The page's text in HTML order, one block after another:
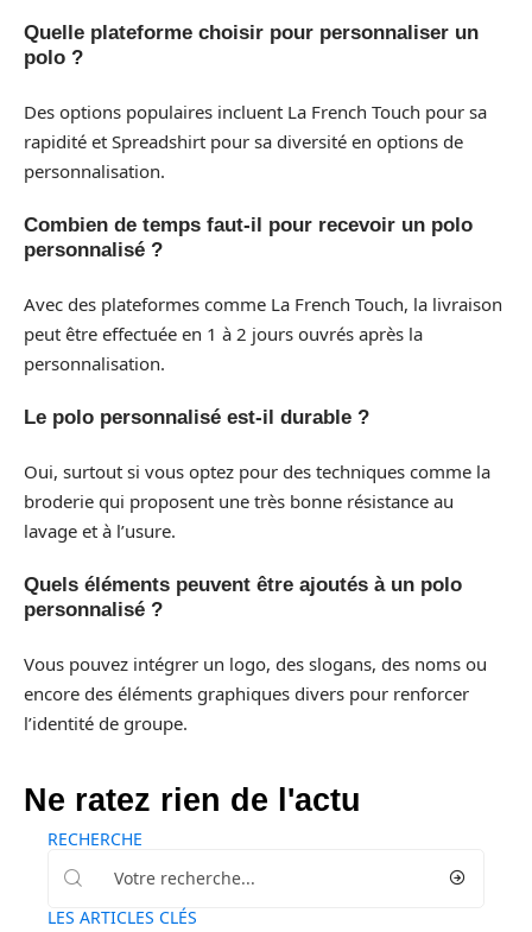
Quelle plateforme choisir pour personnaliser un
polo ?
Des options populaires incluent La French Touch pour sa
rapidité et Spreadshirt pour sa diversité en options de
personnalisation.
Combien de temps faut-il pour recevoir un polo
personnalisé ?
Avec des plateformes comme La French Touch, la livraison
peut être effectuée en 1 à 2 jours ouvrés après la
personnalisation.
Le polo personnalisé est-il durable ?
Oui, surtout si vous optez pour des techniques comme la
broderie qui proposent une très bonne résistance au
lavage et à l’usure.
Quels éléments peuvent être ajoutés à un polo
personnalisé ?
Vous pouvez intégrer un logo, des slogans, des noms ou
encore des éléments graphiques divers pour renforcer
l’identité de groupe.
Ne ratez rien de l'actu
RECHERCHE
LES ARTICLES CLÉS